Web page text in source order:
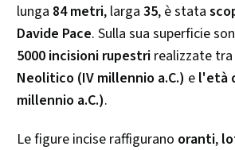
lunga 84 metri, larga 35, è stata
Davide Pace. Sulla sua superficie
5000 incisioni rupestri realizzate tra
Neolitico (IV millennio a.C.) e l'età
millennio a.C.).
Le figure incise raffigurano oranti,